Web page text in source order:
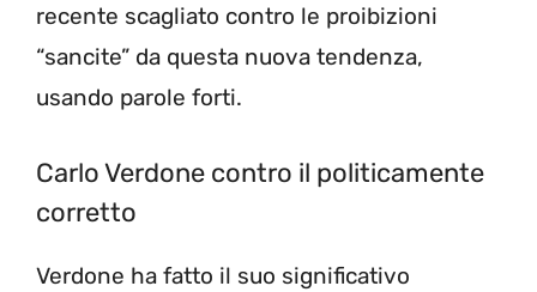
recente scagliato contro le proibizioni
“sancite” da questa nuova tendenza,
usando parole forti.
Carlo Verdone contro il politicamente
corretto
Verdone ha fatto il suo significativo